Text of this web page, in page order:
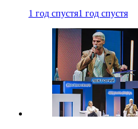
1 год спустя1 год спустя